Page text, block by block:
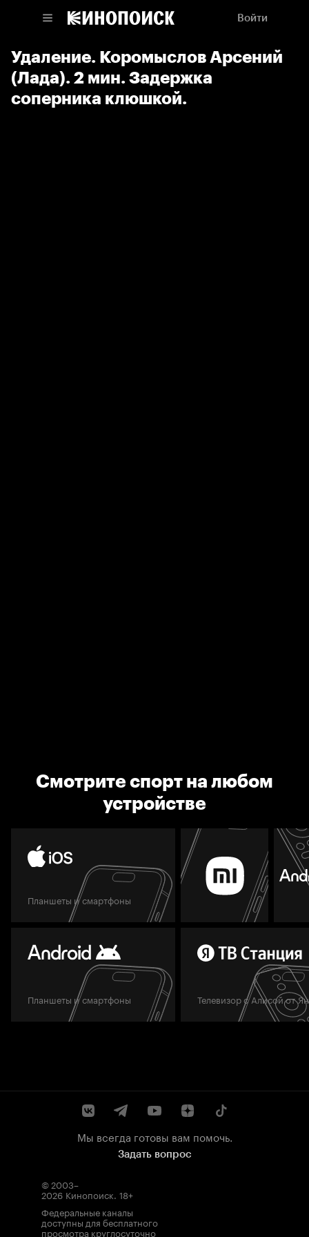
Войти
Удаление. Коромыслов Арсений
(Лада). 2 мин. Задержка
соперника клюшкой.
Смотрите спорт на любом
устройстве
Планшеты и смартфоны
Планшеты и смартфоны Телевизор с Алисой от
Мы всегда готовы вам помочь.
Задать вопрос
© 2003–
2026 Кинопоиск. 18+
Федеральные каналы
доступны для бесплатного
просмотра круглосуточно